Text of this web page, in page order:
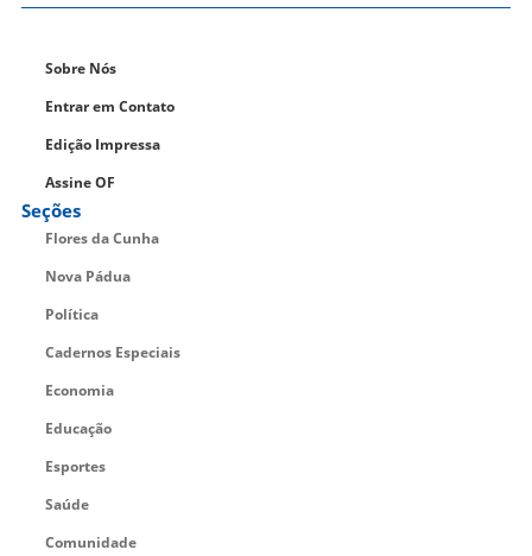
Sobre Nós
Entrar em Contato
Edição Impressa
Assine OF
Seções
Flores da Cunha
Nova Pádua
Política
Cadernos Especiais
Economia
Educação
Esportes
Saúde
Comunidade